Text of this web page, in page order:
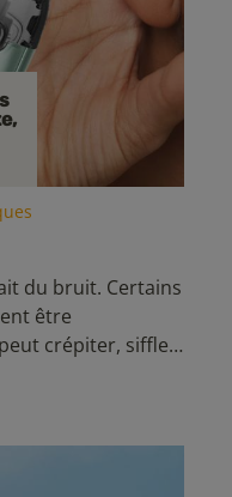
du bruit. Certains
être
crépiter, siffler,
maintenant. Avec
qu’il est assez